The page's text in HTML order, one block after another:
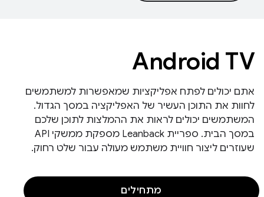
Android TV
אתם יכולים לפתח אפליקציות שמאפשרות למשתמשים
לחוות את התוכן העשיר של האפליקציה במסך הגדול.
המשתמשים יכולים לראות את ההמלצות לתוכן שלכם
במסך הבית. ספריית Leanback מספקת ממשקי API
שעוזרים ליצור חוויית משתמש מעולה עבור שלט רחוק.
מתחילים